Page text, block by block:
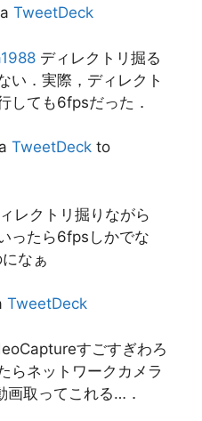
TweetDeck
ディレクトリ掘る
い．実際，ディレクト
しても6fpsだった．
TweetDeck to
レクトリ掘りながら
ったら6fpsしかでな
なぁ
TweetDeck
すごすぎわろ
らネットワークカメラ
画取ってこれる…．